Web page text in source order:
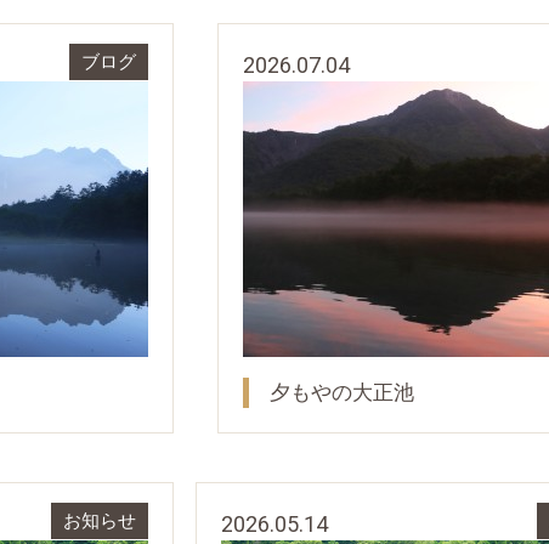
ブログ 2026.07.04
夕もやの大正池
お知らせ 2026.05.14